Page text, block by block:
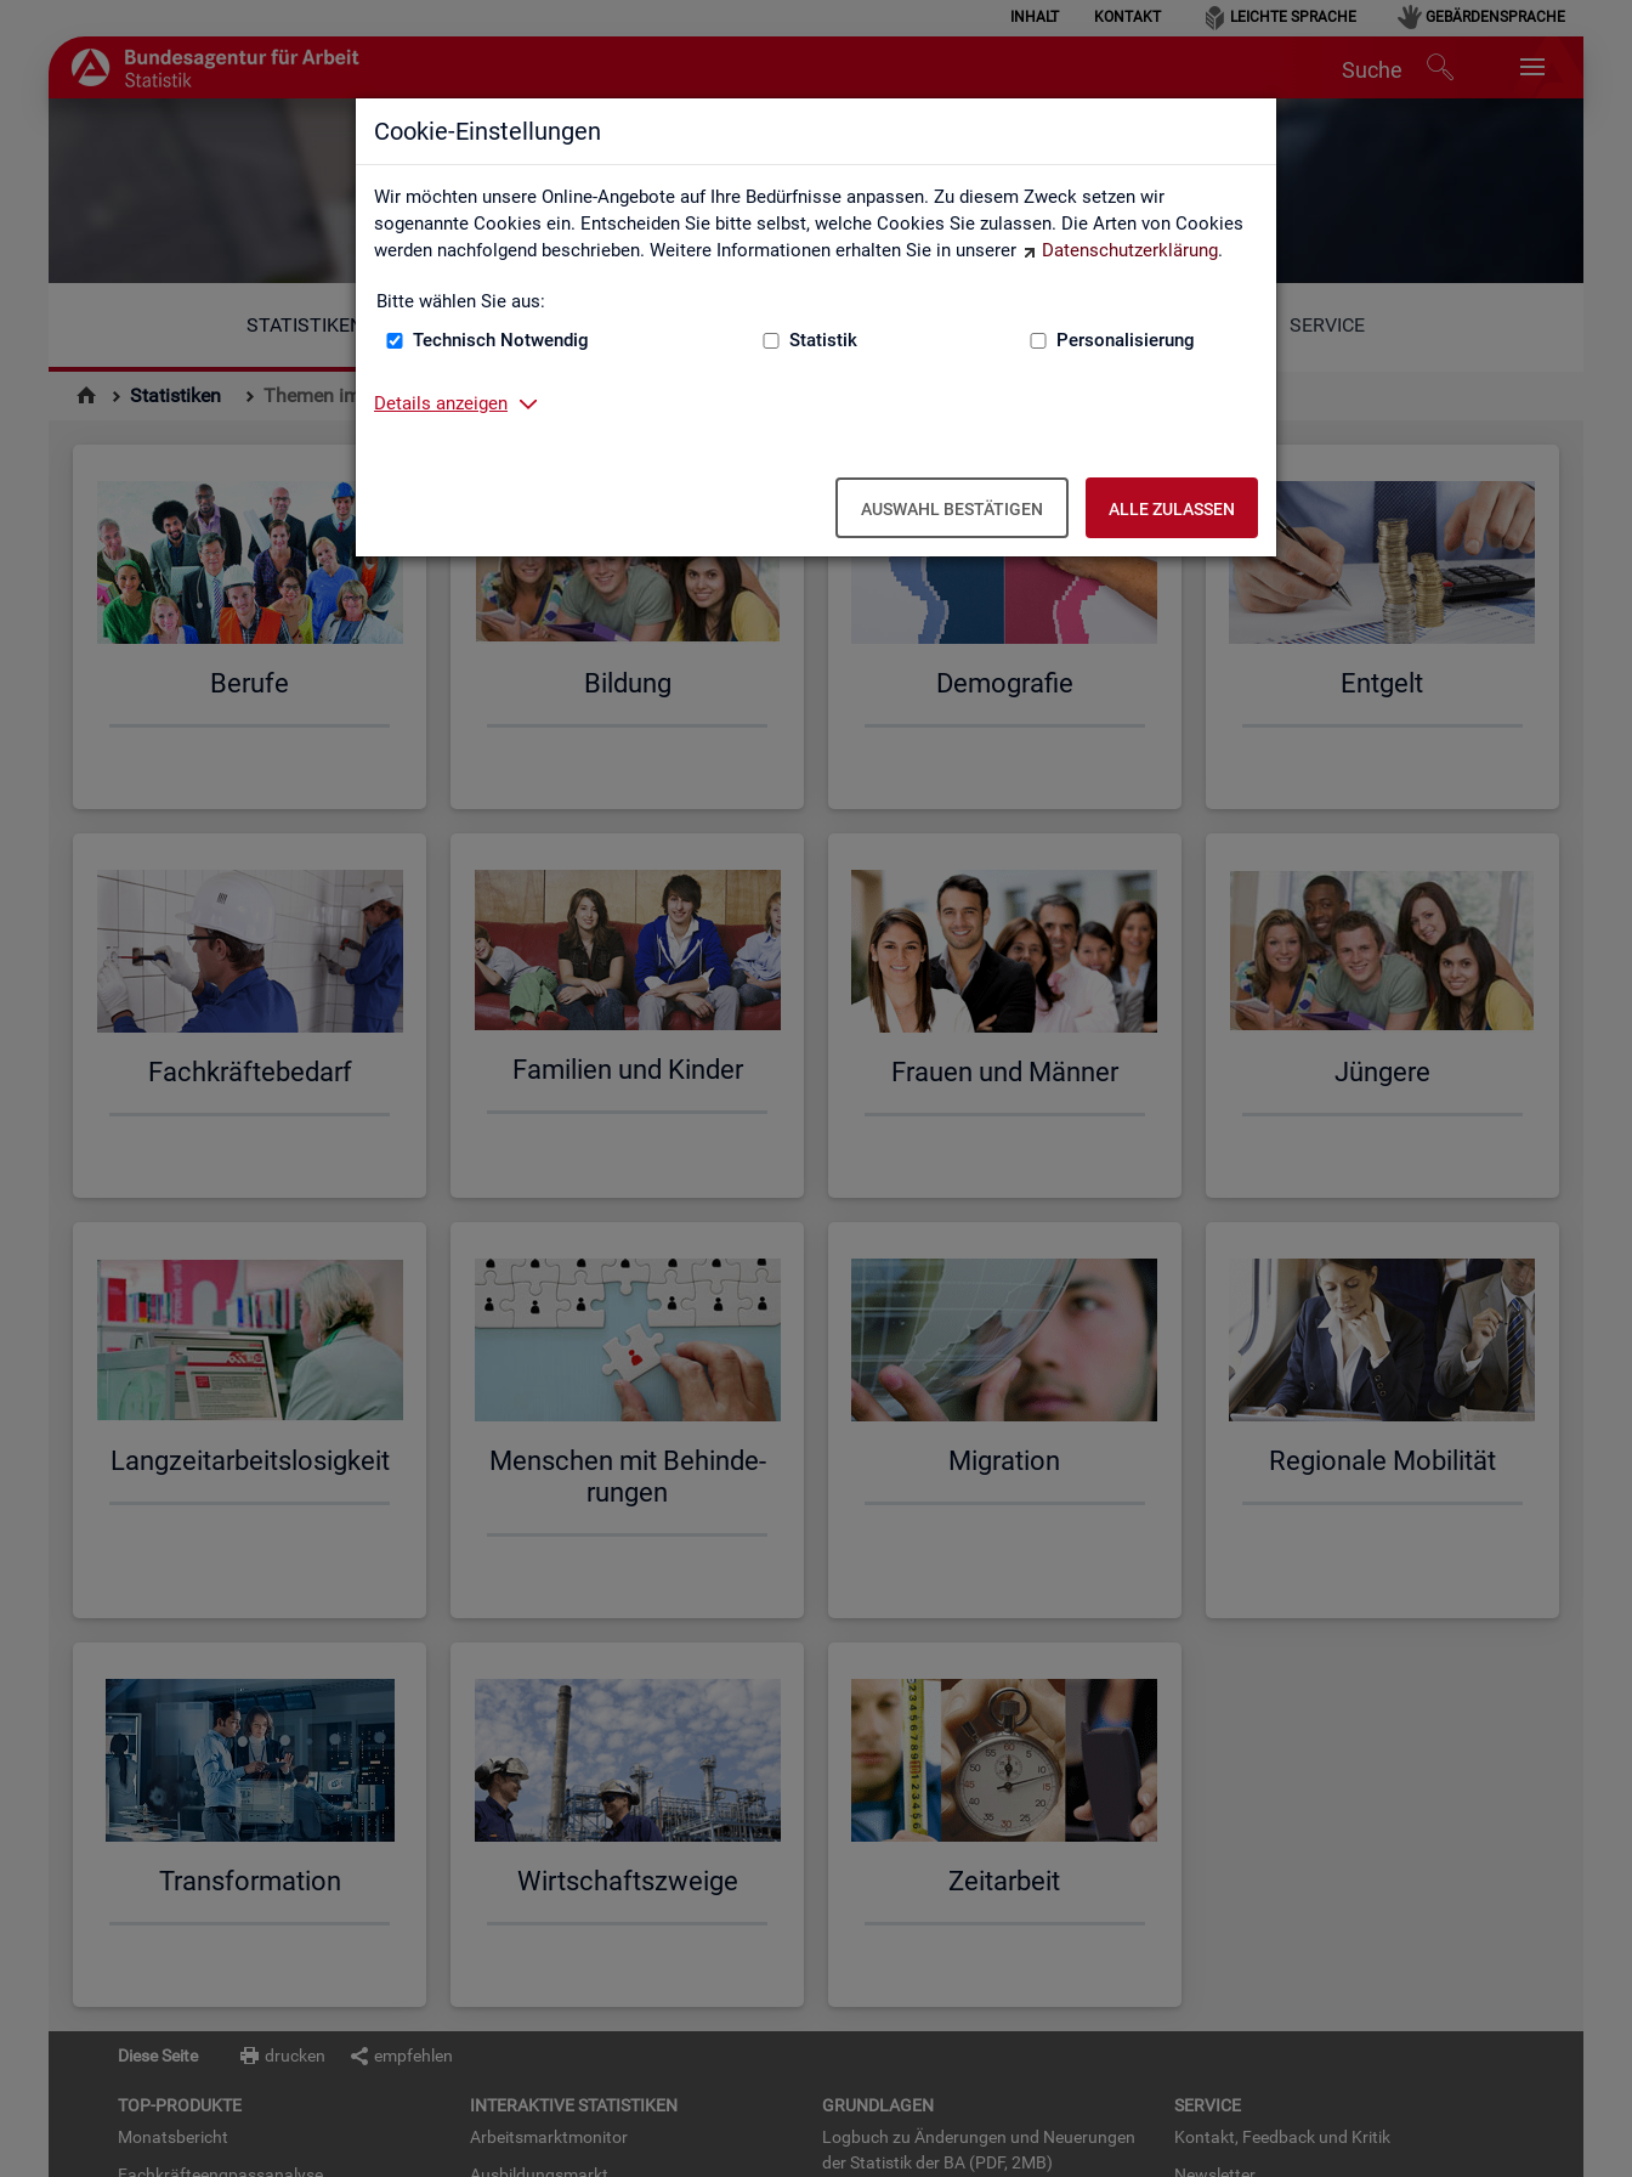
Cookie-Einstellungen
Wir möchten unsere Online-Angebote auf Ihre Bedürfnisse anpassen. Zu diesem Zweck setzen wir
sogenannte Cookies ein. Entscheiden Sie bitte selbst, welche Cookies Sie zulassen. Die Arten von Cookies
werden nachfolgend beschrieben. Weitere Informationen erhalten Sie in unserer
Datenschutzerklärung.
Bitte wählen Sie aus:
Technisch Notwendig
Statistik Personalisierung
Details anzeigen
AUSWAHL BESTÄTIGEN ALLE ZULASSEN
INHALT KONTAKT LEICHTE SPRACHE GEBÄRDENSPRACHE
Suche
Themen im Fokus
STATISTIKEN SERVICE
Statistiken Themen im Fokus
Be­ru­fe Bil­dung De­mo­gra­fie Ent­gelt
Fach­kräf­te­be­darf Fa­mi­li­en und Kin­der Frau­en und Män­ner Jün­ge­re
Lang­zeit­ar­beits­lo­sig­keit
Men­schen mit Be­hin­de­
run­gen
Mi­gra­ti­on Re­gio­na­le Mo­bi­li­tät
Trans­for­ma­ti­on Wirt­schafts­zwei­ge Zeit­ar­beit
Diese Seite drucken empfehlen
TOP-PRO­DUK­TE
Mo­nats­be­richt
IN­TER­AK­TI­VE STA­TIS­TI­KEN
Ar­beits­markt­mo­ni­tor
GRUND­LA­GEN
Log­buch zu Än­de­run­gen und Neue­run­gen
der Sta­tis­tik der BA (PDF, 2MB)
SER­VICE
Kon­takt, Feed­back und Kri­tik